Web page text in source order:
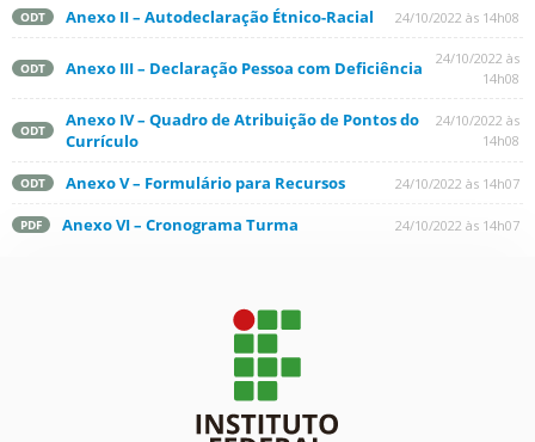
ODT Anexo II – Autodeclaração Étnico-Racial 24/10/2022 às 14h08
ODT Anexo III – Declaração Pessoa com Deficiência
24/10/2022 às
14h08
ODT
Anexo IV – Quadro de Atribuição de Pontos do
Currículo
24/10/2022 às
14h08
ODT Anexo V – Formulário para Recursos 24/10/2022 às 14h07
PDF Anexo VI – Cronograma Turma 24/10/2022 às 14h07